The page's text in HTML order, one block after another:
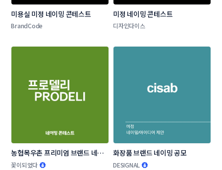
미용실 미정 네이밍 콘테스트
BrandCode
미정 네이밍 콘테스트
디자인다이스
농협목우촌 프리미엄 브랜드 네이
밍 공모
꽃이되었다
화장품 브랜드 네이밍 공모
DESIGNAL